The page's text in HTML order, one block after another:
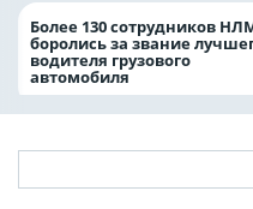
Более 130 сотрудников
боролись за звание
водителя грузового
автомобиля